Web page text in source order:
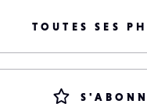
TOUTES SES